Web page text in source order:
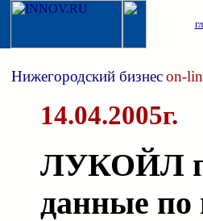
Нижегородский бизнесon-
14.04.2005г.
ЛУКОЙЛ
данные по